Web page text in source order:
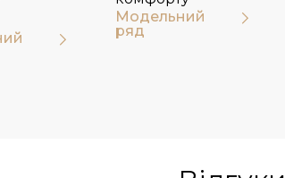
Модельний
ряд